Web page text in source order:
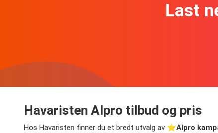
Last
Havaristen Alpro tilbud og pris
Hos Havaristen finner du et bredt utvalg av ⭐️Alpro